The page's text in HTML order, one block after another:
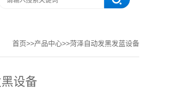
首页>>产品中心>>菏泽自动发黑发蓝设备
设备